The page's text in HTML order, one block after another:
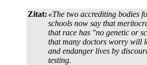
Zitat: «The two accrediting bodies
schools now say that
that race has "no genetic or
that many doctors worry will
and endanger lives by
testing.